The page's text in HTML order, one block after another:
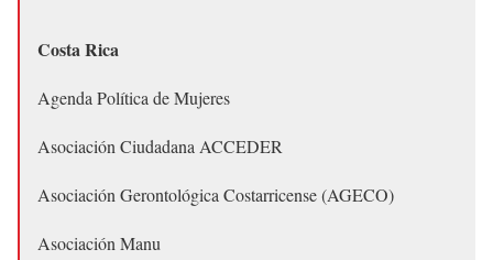
Costa Rica
Agenda Política de Mujeres
Asociación Ciudadana ACCEDER
Asociación Gerontológica Costarricense (AGECO)
Asociación Manu